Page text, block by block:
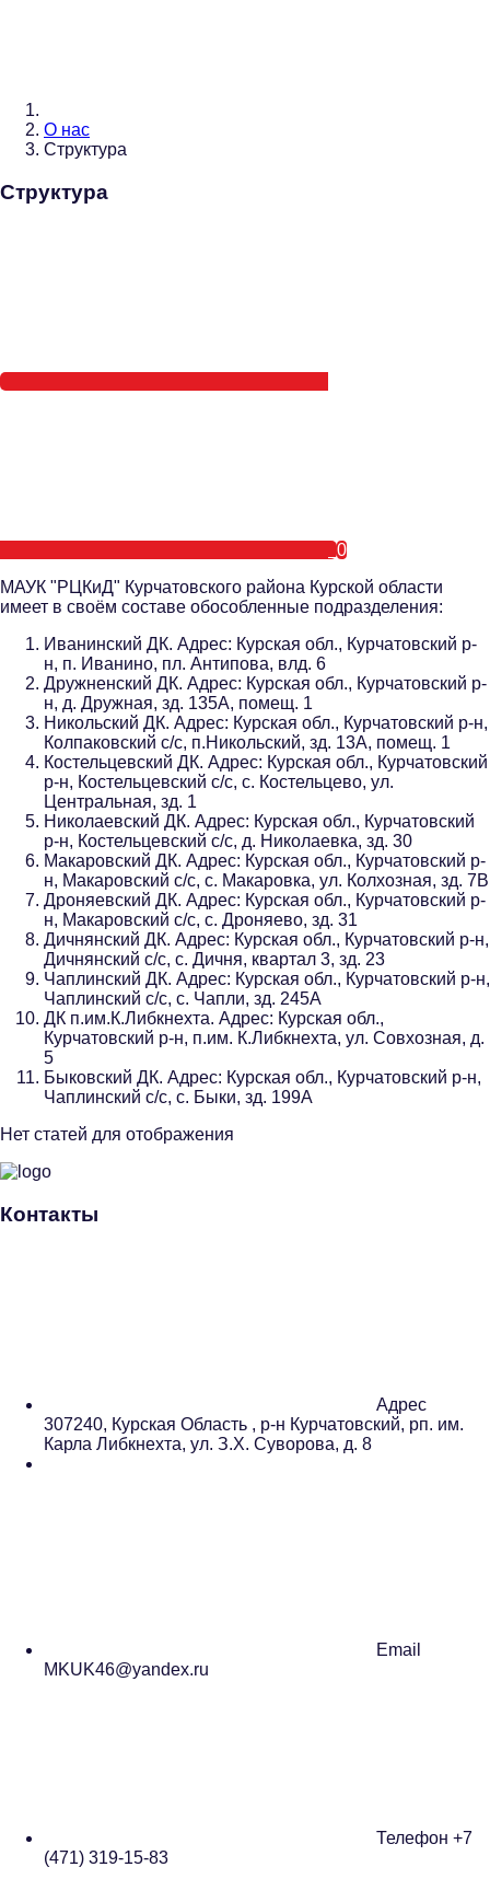
О нас
Структура
Структура
0
МАУК "РЦКиД" Курчатовского района Курской области
имеет в своём составе обособленные подразделения:
Иванинский ДК. Адрес: Курская обл., Курчатовский р-
н, п. Иванино, пл. Антипова, влд. 6
Дружненский ДК. Адрес: Курская обл., Курчатовский р-
н, д. Дружная, зд. 135А, помещ. 1
Никольский ДК. Адрес: Курская обл., Курчатовский р-н,
Колпаковский с/с, п.Никольский, зд. 13А, помещ. 1
Костельцевский ДК. Адрес: Курская обл., Курчатовский
р-н, Костельцевский с/с, с. Костельцево, ул.
Центральная, зд. 1
Николаевский ДК. Адрес: Курская обл., Курчатовский
р-н, Костельцевский с/с, д. Николаевка, зд. 30
Макаровский ДК. Адрес: Курская обл., Курчатовский р-
н, Макаровский с/с, с. Макаровка, ул. Колхозная, зд. 7В
Дроняевский ДК. Адрес: Курская обл., Курчатовский р-
н, Макаровский с/с, с. Дроняево, зд. 31
Дичнянский ДК. Адрес: Курская обл., Курчатовский р-н,
Дичнянский с/с, с. Дичня, квартал 3, зд. 23
Чаплинский ДК. Адрес: Курская обл., Курчатовский р-н,
Чаплинский с/с, с. Чапли, зд. 245А
ДК п.им.К.Либкнехта. Адрес: Курская обл.,
Курчатовский р-н, п.им. К.Либкнехта, ул. Совхозная, д.
5
Быковский ДК. Адрес: Курская обл., Курчатовский р-н,
Чаплинский с/с, с. Быки, зд. 199А
Нет статей для отображения
Контакты
Адрес
307240, Курская Область , р-н Курчатовский, рп. им.
Карла Либкнехта, ул. З.Х. Суворова, д. 8
Email
MKUK46@yandex.ru
Телефон +7
(471) 319-15-83